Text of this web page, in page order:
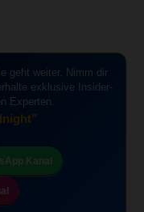
geht weiter. Nimm dir
exklusive Insider-
Experten.
Kanal